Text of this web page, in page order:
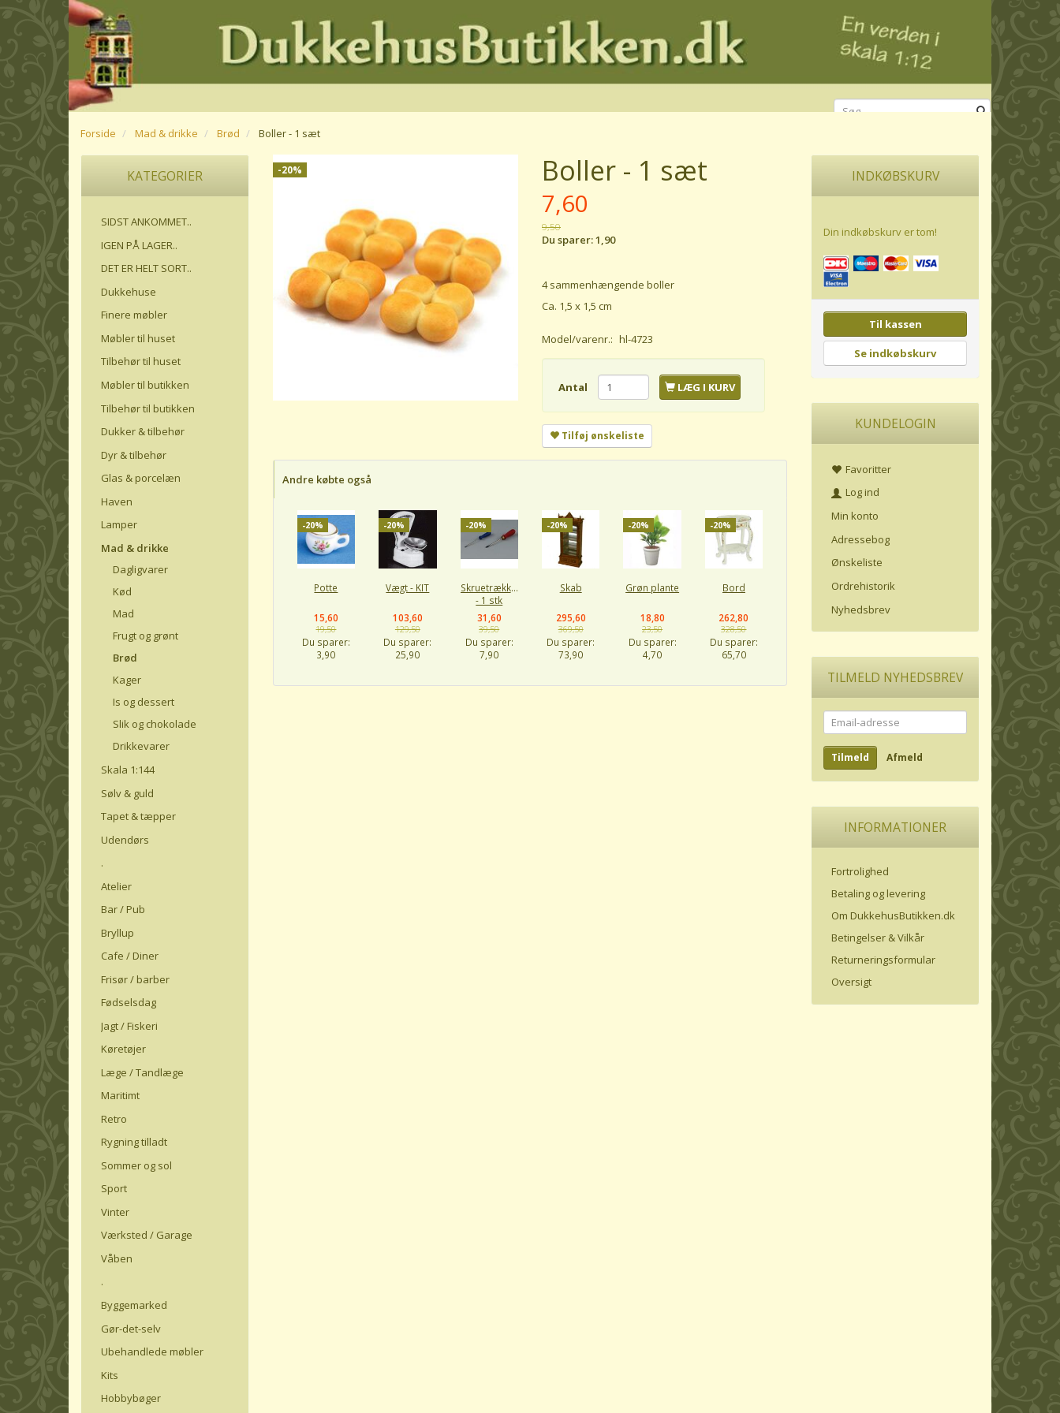
Forside Mad & drikke Brød Boller - 1 sæt
KATEGORIER
SIDST ANKOMMET..
IGEN PÅ LAGER..
DET ER HELT SORT..
Dukkehuse
Finere møbler
Møbler til huset
Tilbehør til huset
Møbler til butikken
Tilbehør til butikken
Dukker & tilbehør
Dyr & tilbehør
Glas & porcelæn
Haven
Lamper
Mad & drikke
Dagligvarer
Kød
Mad
Frugt og grønt
Brød
Kager
Is og dessert
Slik og chokolade
Drikkevarer
Skala 1:144
Sølv & guld
Tapet & tæpper
Udendørs
.
Atelier
Bar / Pub
Bryllup
Cafe / Diner
Frisør / barber
Fødselsdag
Jagt / Fiskeri
Køretøjer
Læge / Tandlæge
Maritimt
Retro
Rygning tilladt
Sommer og sol
Sport
Vinter
Værksted / Garage
Våben
.
Byggemarked
Gør-det-selv
Ubehandlede møbler
Kits
Hobbybøger
-20% Boller - 1 sæt
7,60
9,50
Du sparer:1,90
4 sammenhængende boller
Ca. 1,5 x 1,5 cm
Model/varenr.: hl-4723
Antal LÆG I KURV
Tilføj ønskeliste
Andre købte også
-20%
Potte
15,60
19,50
Du sparer:
3,90
-20%
Vægt - KIT
103,60
129,50
Du sparer:
25,90
-20%
Skruetrækker
- 1 stk
31,60
39,50
Du sparer:
7,90
-20%
Skab
295,60
369,50
Du sparer:
73,90
-20%
Grøn plante
18,80
23,50
Du sparer:
4,70
-20%
Bord
262,80
328,50
Du sparer:
65,70
INDKØBSKURV
Din indkøbskurv er tom!
Til kassen
Se indkøbskurv
KUNDELOGIN
Favoritter
Log ind
Min konto
Adressebog
Ønskeliste
Ordrehistorik
Nyhedsbrev
TILMELD NYHEDSBREV
Email-
adresse
Tilmeld Afmeld
INFORMATIONER
Fortrolighed
Betaling og levering
Om DukkehusButikken.dk
Betingelser & Vilkår
Returneringsformular
Oversigt